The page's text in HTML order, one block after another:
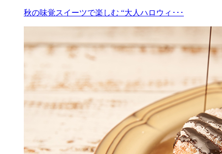
秋の味覚スイーツで楽しむ “大人ハロウィ･･･